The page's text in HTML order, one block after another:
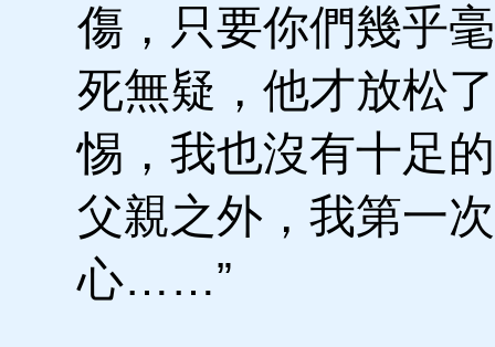
傷，只要你們幾乎
死無疑，他才放松
惕，我也沒有十足
父親之外，我第一
心……”